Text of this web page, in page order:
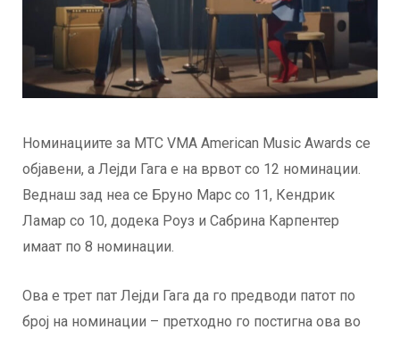
Номинациите за MTC VMA American Music Awards се
објавени, а Лејди Гага е на врвот со 12 номинации.
Веднаш зад неа се Бруно Марс со 11, Кендрик
Ламар со 10, додека Роуз и Сабрина Карпентер
имаат по 8 номинации.
Ова е трет пат Лејди Гага да го предводи патот по
број на номинации – претходно го постигна ова во